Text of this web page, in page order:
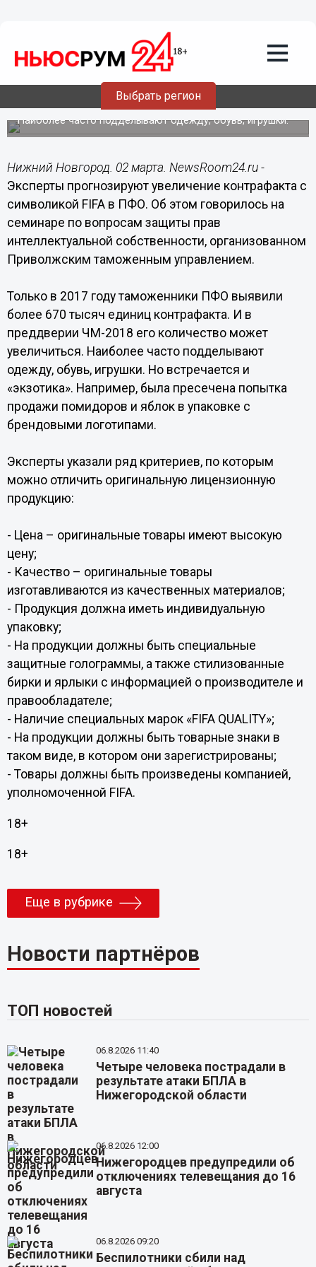
Выбрать регион
Нижегородцам рассказали, как
отличить товар с символикой FIFA от
Наиболее часто подделывают одежду, обувь, игрушки.
Нижний Новгород. 02 марта. NewsRoom24.ru -
Эксперты прогнозируют увеличение контрафакта с
символикой FIFA в ПФО. Об этом говорилось на
семинаре по вопросам защиты прав
интеллектуальной собственности, организованном
Приволжским таможенным управлением.
Только в 2017 году таможенники ПФО выявили
более 670 тысяч единиц контрафакта. И в
преддверии ЧМ-2018 его количество может
увеличиться. Наиболее часто подделывают
одежду, обувь, игрушки. Но встречается и
«экзотика». Например, была пресечена попытка
продажи помидоров и яблок в упаковке с
брендовыми логотипами.
Эксперты указали ряд критериев, по которым
можно отличить оригинальную лицензионную
продукцию:
- Цена – оригинальные товары имеют высокую
цену;
- Качество – оригинальные товары
изготавливаются из качественных материалов;
- Продукция должна иметь индивидуальную
упаковку;
- На продукции должны быть специальные
защитные голограммы, а также стилизованные
бирки и ярлыки с информацией о производителе и
правообладателе;
- Наличие специальных марок «FIFA QUALITY»;
- На продукции должны быть товарные знаки в
таком виде, в котором они зарегистрированы;
- Товары должны быть произведены компанией,
уполномоченной FIFA.
18+
18+
Еще в рубрике
Новости партнёров
ТОП новостей
06.8.2026 11:40
Четыре человека пострадали в
результате атаки БПЛА в
Нижегородской области
06.8.2026 12:00
Нижегородцев предупредили об
отключениях телевещания до 16
августа
06.8.2026 09:20
Беспилотники сбили над